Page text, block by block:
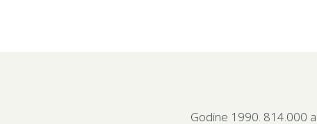
Godine 1990. 814.000